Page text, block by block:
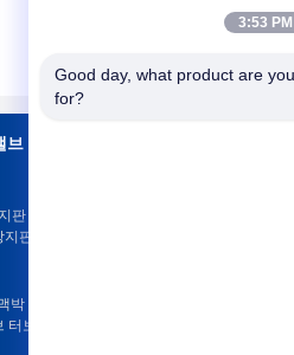
브
판 PVDF 플라스
판 H41F-10F,
박 솔레노이드 벨
보
3:53 PM
Good day, what product are
for?